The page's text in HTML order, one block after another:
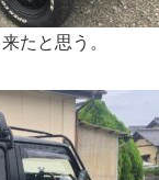
たと思う。